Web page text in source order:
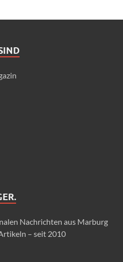
Nachrichten aus Marburg
– seit 2010